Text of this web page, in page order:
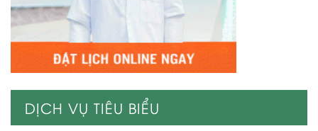
DỊCH VỤ TIÊU BIỂU